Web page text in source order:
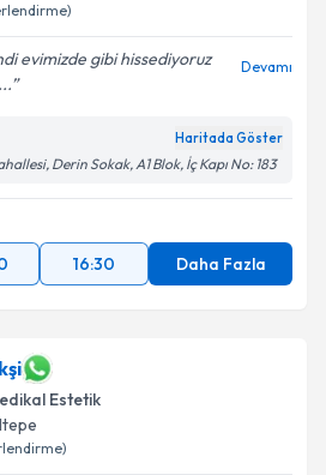
evimizde gibi hissediyoruz
Devamı
Haritada Göster
Derin Sokak, A1 Blok, İç Kapı No: 183
16:30 Daha Fazla
Estetik